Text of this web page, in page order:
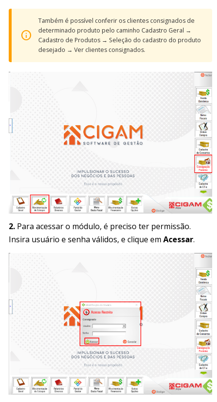
Também é possível conferir os clientes consignados de
determinado produto pelo caminho Cadastro Geral →
Cadastro de Produtos → Seleção do cadastro do produto
desejado → Ver clientes consignados.
2. Para acessar o módulo, é preciso ter permissão.
Insira usuário e senha válidos, e clique em Acessar.